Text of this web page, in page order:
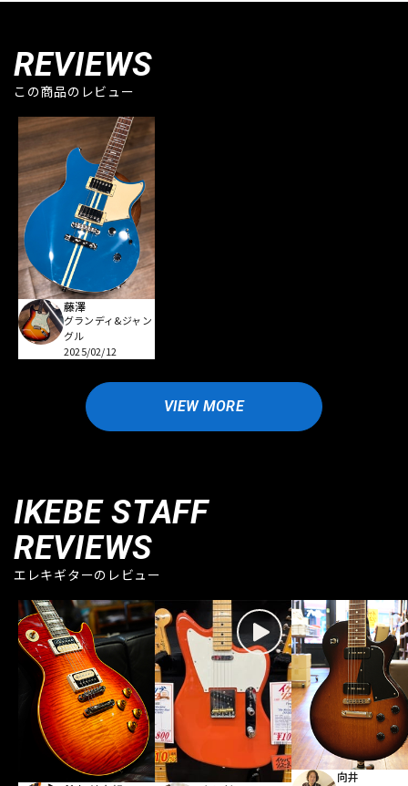
REVIEWS
この商品のレビュー
藤澤
グランディ&ジャン
グル
2025/02/12
VIEW MORE
IKEBE STAFF
REVIEWS
エレキギターのレビュー
向井